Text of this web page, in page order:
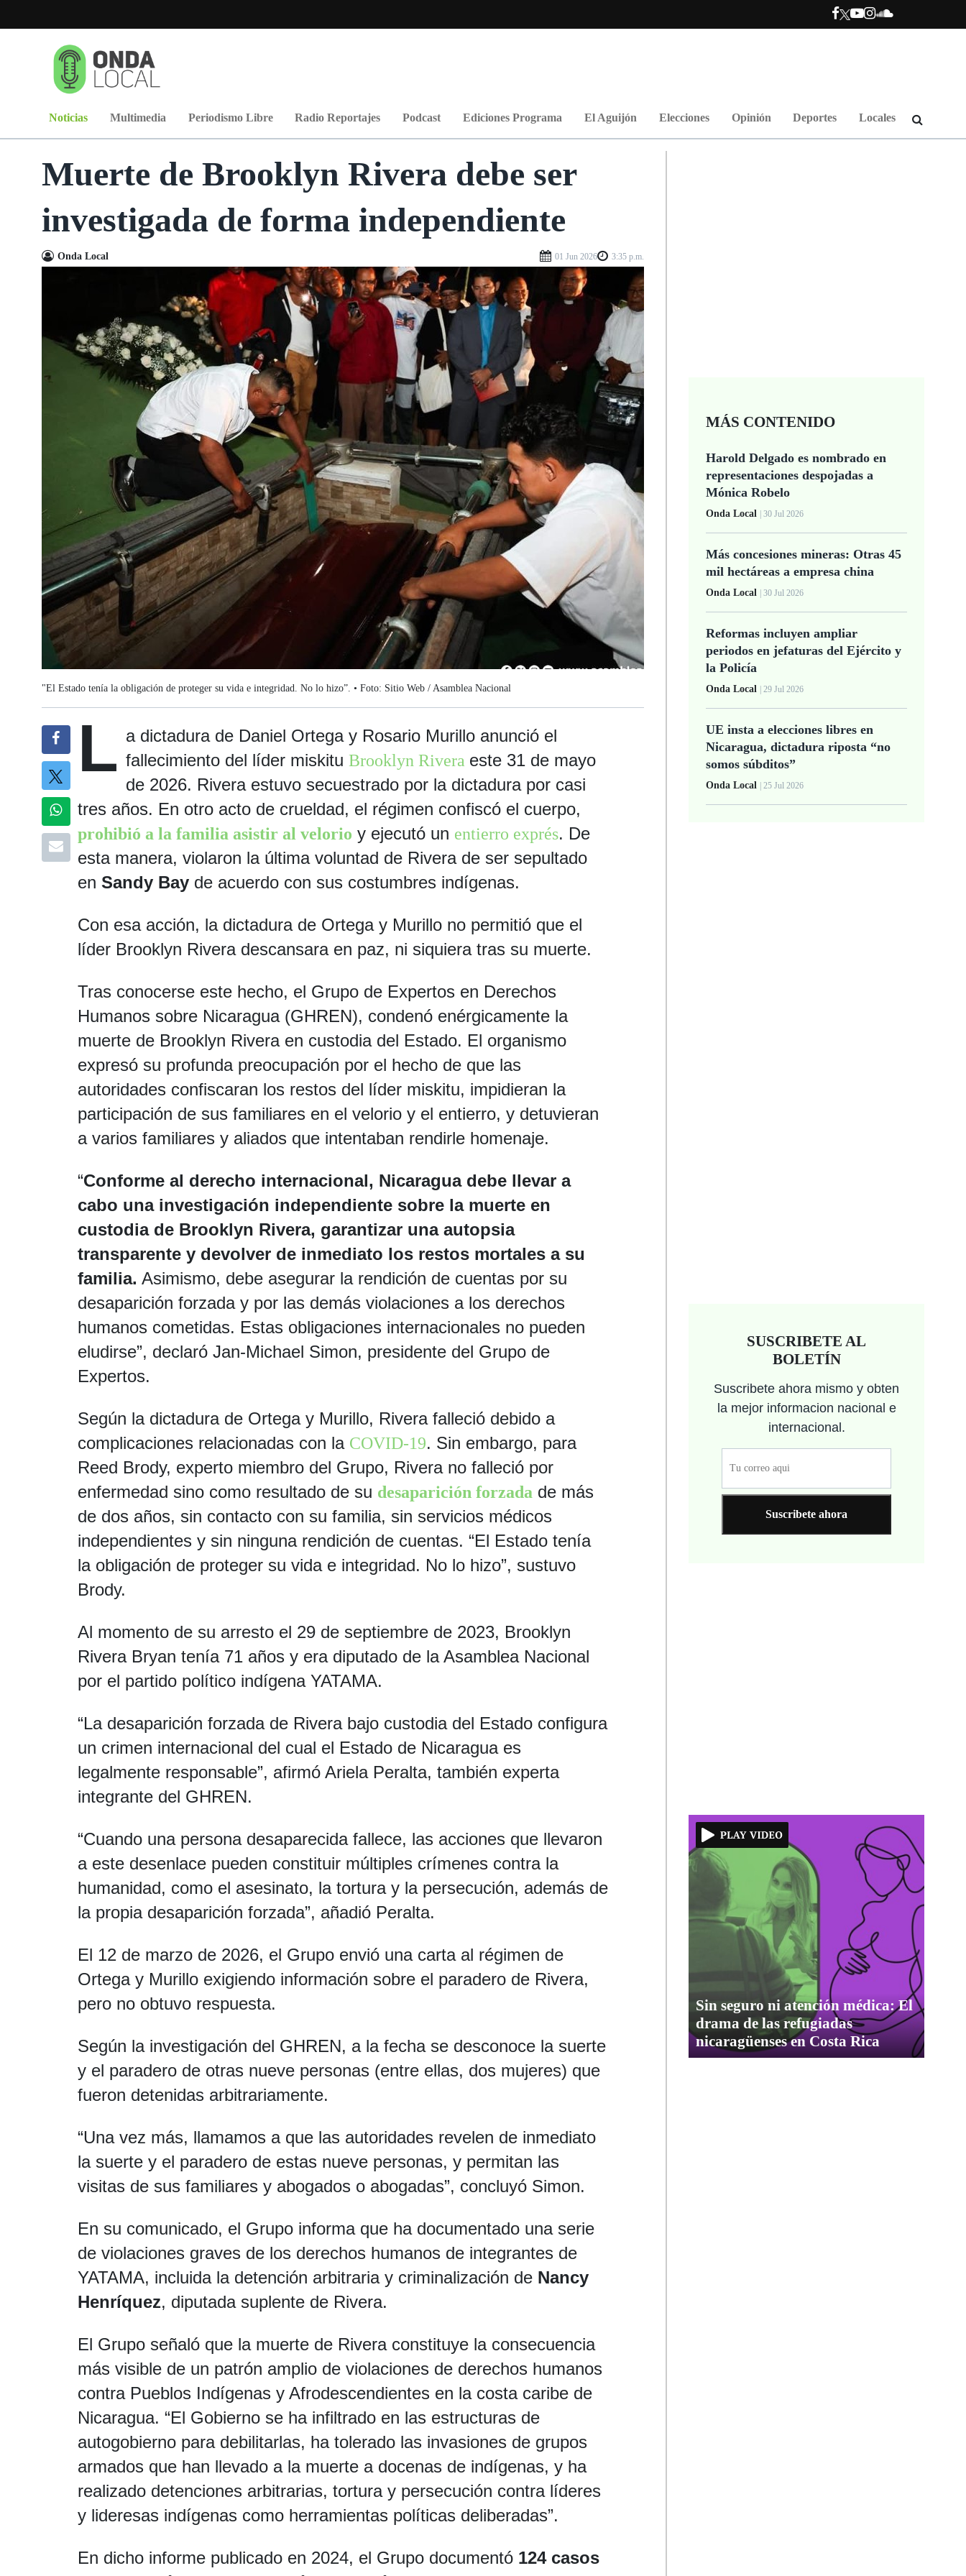
Noticias Multimedia Periodismo Libre Radio Reportajes Podcast Ediciones Programa El Aguijón Elecciones Opinión Deportes Locales
Muerte de Brooklyn Rivera debe ser
investigada de forma independiente
Onda Local 01 Jun 2026 3:35 p.m.
"El Estado tenía la obligación de proteger su vida e integridad. No lo hizo”. • Foto: Sitio Web / Asamblea Nacional
L a dictadura de Daniel Ortega y Rosario Murillo anunció el
fallecimiento del líder miskitu Brooklyn Rivera este 31 de mayo
de 2026. Rivera estuvo secuestrado por la dictadura por casi
tres años. En otro acto de crueldad, el régimen confiscó el cuerpo,
prohibió a la familia asistir al velorio y ejecutó un entierro exprés. De
esta manera, violaron la última voluntad de Rivera de ser sepultado
en Sandy Bayde acuerdo con sus costumbres indígenas.
Con esa acción, la dictadura de Ortega y Murillo no permitió que el
líder Brooklyn Rivera descansara en paz, ni siquiera tras su muerte.
Tras conocerse este hecho, el Grupo de Expertos en Derechos
Humanos sobre Nicaragua (GHREN), condenó enérgicamente la
muerte de Brooklyn Rivera en custodia del Estado. El organismo
expresó su profunda preocupación por el hecho de que las
autoridades confiscaran los restos del líder miskitu, impidieran la
participación de sus familiares en el velorio y el entierro, y detuvieran
a varios familiares y aliados que intentaban rendirle homenaje.
“Conforme al derecho internacional, Nicaragua debe llevar a
cabo una investigación independiente sobre la muerte en
custodia de Brooklyn Rivera, garantizar una autopsia
transparente y devolver de inmediato los restos mortales a su
familia. Asimismo, debe asegurar la rendición de cuentas por su
desaparición forzada y por las demás violaciones a los derechos
humanos cometidas. Estas obligaciones internacionales no pueden
eludirse”, declaró Jan-Michael Simon, presidente del Grupo de
Expertos.
Según la dictadura de Ortega y Murillo, Rivera falleció debido a
complicaciones relacionadas con la COVID-19. Sin embargo, para
Reed Brody, experto miembro del Grupo, Rivera no falleció por
enfermedad sino como resultado de su desaparición forzada de más
de dos años, sin contacto con su familia, sin servicios médicos
independientes y sin ninguna rendición de cuentas. “El Estado tenía
la obligación de proteger su vida e integridad. No lo hizo”, sustuvo
Brody.
Al momento de su arresto el 29 de septiembre de 2023, Brooklyn
Rivera Bryan tenía 71 años y era diputado de la Asamblea Nacional
por el partido político indígena YATAMA.
“La desaparición forzada de Rivera bajo custodia del Estado configura
un crimen internacional del cual el Estado de Nicaragua es
legalmente responsable”, afirmó Ariela Peralta, también experta
integrante del GHREN.
“Cuando una persona desaparecida fallece, las acciones que llevaron
a este desenlace pueden constituir múltiples crímenes contra la
humanidad, como el asesinato, la tortura y la persecución, además de
la propia desaparición forzada”, añadió Peralta.
El 12 de marzo de 2026, el Grupo envió una carta al régimen de
Ortega y Murillo exigiendo información sobre el paradero de Rivera,
pero no obtuvo respuesta.
Según la investigación del GHREN, a la fecha se desconoce la suerte
y el paradero de otras nueve personas (entre ellas, dos mujeres) que
fueron detenidas arbitrariamente.
“Una vez más, llamamos a que las autoridades revelen de inmediato
la suerte y el paradero de estas nueve personas, y permitan las
visitas de sus familiares y abogados o abogadas”, concluyó Simon.
En su comunicado, el Grupo informa que ha documentado una serie
de violaciones graves de los derechos humanos de integrantes de
YATAMA, incluida la detención arbitraria y criminalización de Nancy
Henríquez, diputada suplente de Rivera.
El Grupo señaló que la muerte de Rivera constituye la consecuencia
más visible de un patrón amplio de violaciones de derechos humanos
contra Pueblos Indígenas y Afrodescendientes en la costa caribe de
Nicaragua. “El Gobierno se ha infiltrado en las estructuras de
autogobierno para debilitarlas, ha tolerado las invasiones de grupos
armados que han llevado a la muerte a docenas de indígenas, y ha
realizado detenciones arbitrarias, tortura y persecución contra líderes
y lideresas indígenas como herramientas políticas deliberadas”.
En dicho informe publicado en 2024, el Grupo documentó 124 casos
MÁS CONTENIDO
Harold Delgado es nombrado en
representaciones despojadas a
Mónica Robelo
Onda Local | 30 Jul 2026
Más concesiones mineras: Otras 45
mil hectáreas a empresa china
Onda Local | 30 Jul 2026
Reformas incluyen ampliar
periodos en jefaturas del Ejército y
la Policía
Onda Local | 29 Jul 2026
UE insta a elecciones libres en
Nicaragua, dictadura riposta “no
somos súbditos”
Onda Local | 25 Jul 2026
SUSCRIBETE AL
BOLETÍN
Suscribete ahora mismo y obten
la mejor informacion nacional e
internacional.
Suscribete ahora
Sin seguro ni atención médica: El
drama de las refugiadas
nicaragüenses en Costa Rica